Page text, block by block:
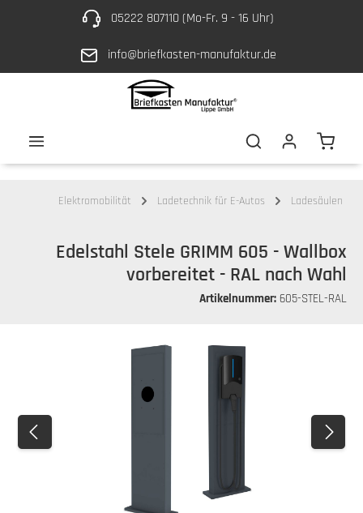
Zum Hauptinhalt springen05222 807110 (Mo-Fr. 9 - 16 Uhr)
info@briefkasten-manufaktur.de
Elektromobilität Ladetechnik für E-Autos Ladesäulen
Edelstahl Stele GRIMM 605 - Wallbox
vorbereitet - RAL nach Wahl
Artikelnummer: 605-STEL-RAL
Bildergalerie überspringen